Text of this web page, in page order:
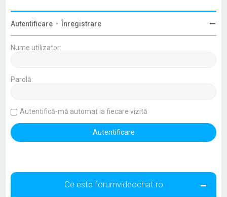
Autentificare • Înregistrare
Nume utilizator:
Parolă:
Autentifică-mă automat la fiecare vizită
Ce este forumvideochat.ro